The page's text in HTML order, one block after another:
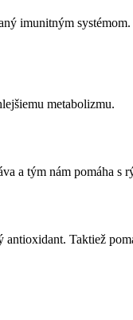
imunitným
metabolizmu.
a tým nám pomáha s
Taktiež